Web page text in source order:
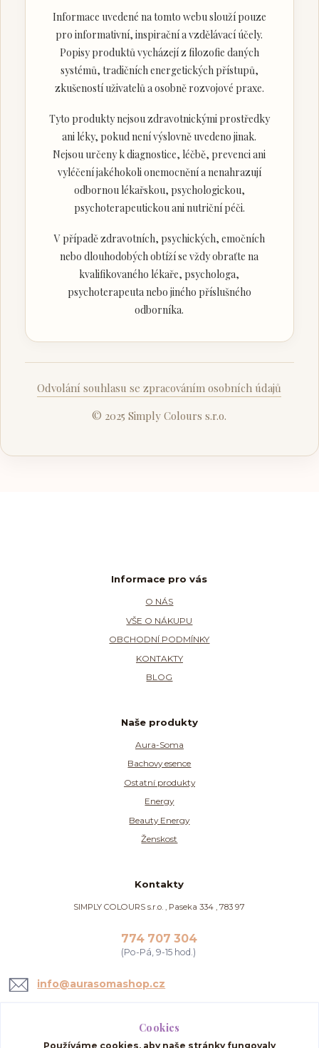
Informace uvedené na tomto webu slouží pouze
pro informativní, inspirační a vzdělávací účely.
Popisy produktů vycházejí z filozofie daných
systémů, tradičních energetických přístupů,
zkušeností uživatelů a osobně rozvojové praxe.
Tyto produkty nejsou zdravotnickými prostředky
ani léky, pokud není výslovně uvedeno jinak.
Nejsou určeny k diagnostice, léčbě, prevenci ani
vyléčení jakéhokoli onemocnění a nenahrazují
odbornou lékařskou, psychologickou,
psychoterapeutickou ani nutriční péči.
V případě zdravotních, psychických, emočních
nebo dlouhodobých obtíží se vždy obraťte na
kvalifikovaného lékaře, psychologa,
psychoterapeuta nebo jiného příslušného
odborníka.
Odvolání souhlasu se zpracováním osobních údajů
© 2025 Simply Colours s.r.o.
Informace pro vás
O NÁS
VŠE O NÁKUPU
OBCHODNÍ PODMÍNKY
KONTAKTY
BLOG
Naše produkty
Aura-Soma
Bachovy esence
Ostatní produkty
Energy
Beauty Energy
Ženskost
Kontakty
SIMPLY COLOURS s.r.o. , Paseka 334 , 783 97
774 707 304
(Po-Pá, 9-15 hod.)
info@aurasomashop.cz
Cookies
Používáme cookies, aby naše stránky fungovaly